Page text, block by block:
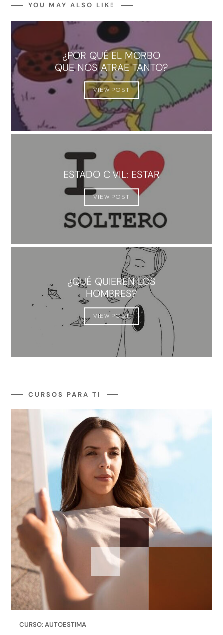
YOU MAY ALSO LIKE
¿POR QUÉ EL MORBO
QUE NOS ATRAE TANTO?
VIEW POST
ESTADO CIVIL: ESTAR
VIEW POST
¿QUÉ QUIEREN LOS
HOMBRES?
VIEW POST
CURSOS PARA TI
CURSO: AUTOESTIMA